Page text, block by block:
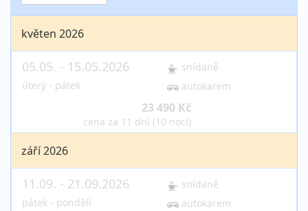
květen 2026
05.05. - 15.05.2026
úterý - pátek
snídaně
autokarem
23 490 Kč
cena za 11 dní (10 nocí)
září 2026
11.09. - 21.09.2026
pátek - pondělí
snídaně
autokarem